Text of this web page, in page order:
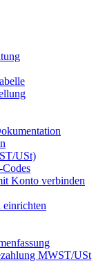
USt)
Konto verbinden
MWST/USt